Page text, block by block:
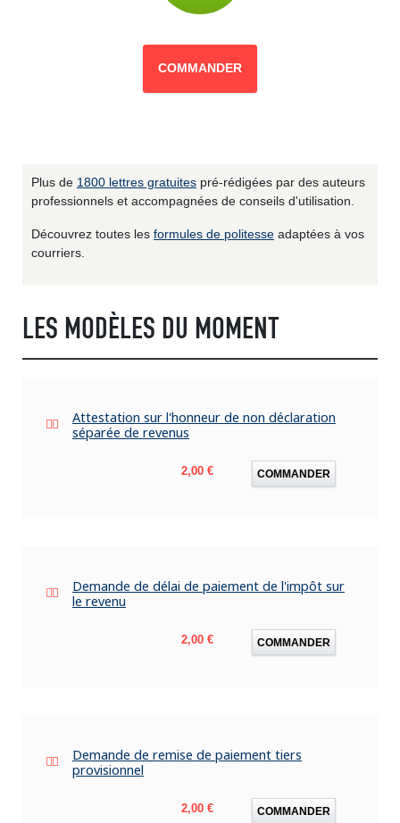
COMMANDER
Plus de 1800 lettres gratuites pré-rédigées par des auteurs
professionnels et accompagnées de conseils d'utilisation.
Découvrez toutes les formules de politesse adaptées à vos
courriers.
LES MODÈLES DU MOMENT
Attestation sur l'honneur de non déclaration
séparée de revenus
Prix
2,00 € COMMANDER
Demande de délai de paiement de l'impôt sur
le revenu
Prix
2,00 € COMMANDER
Demande de remise de paiement tiers
provisionnel
Prix
2,00 € COMMANDER